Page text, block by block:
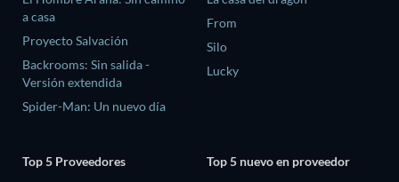
a casa
Proyecto Salvación
Backrooms: Sin salida -
Versión extendida
Spider-Man: Un nuevo día
From
Silo
Lucky
Top 5 Proveedores
Top 5 nuevo en proveedor